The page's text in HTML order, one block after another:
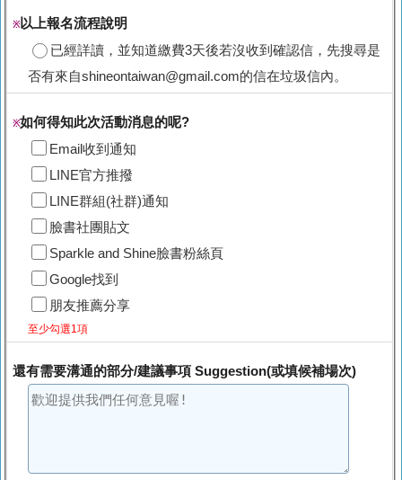
※以上報名流程說明
已經詳讀，並知道繳費3天後若沒收到確認信，先搜尋是
否有來自shineontaiwan@gmail.com的信在垃圾信內。
※如何得知此次活動消息的呢?
Email收到通知
LINE官方推撥
LINE群組(社群)通知
臉書社團貼文
Sparkle and Shine臉書粉絲頁
Google找到
朋友推薦分享
至少勾選1項
還有需要溝通的部分/建議事項 Suggestion(或填候補場次)